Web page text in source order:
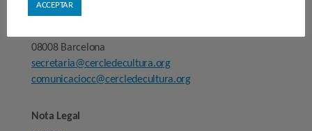
Cercle de Cultura
08008 Barcelona
secretaria@cercledecultura.org
comunicaciocc@cercledecultura.org
Nota Legal
ACCEPTAR